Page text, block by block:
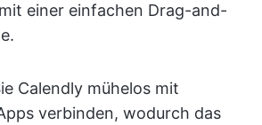
einer einfachen Drag-and-
Calendly mühelos mit
verbinden, wodurch das